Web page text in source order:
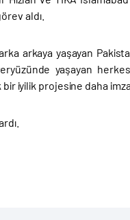
aldı.
arkaya yaşayan
yaşayan
iyilik projesine daha imza